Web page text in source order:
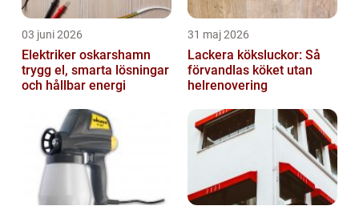
03 juni 2026
Elektriker oskarshamn
trygg el, smarta lösningar
och hållbar energi
31 maj 2026
Lackera köksluckor: Så
förvandlas köket utan
helrenovering